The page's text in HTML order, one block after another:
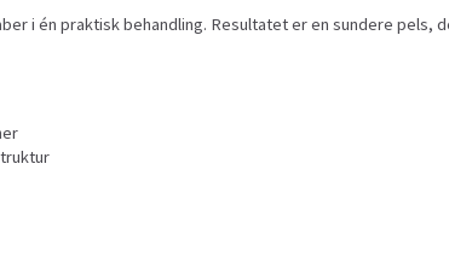
i én praktisk behandling. Resultatet er en sundere pels,